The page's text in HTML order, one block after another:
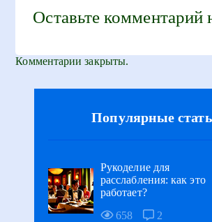
Оставьте комментарий
Комментарии закрыты.
Популярные
Рукоделие для
расслабления: как это
работает?
658
2